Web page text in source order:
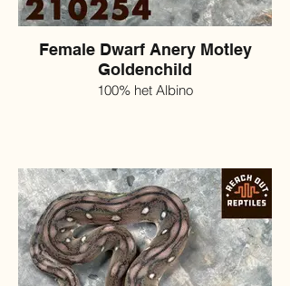
Female Dwarf Anery Motley
Goldenchild
100% het Albino